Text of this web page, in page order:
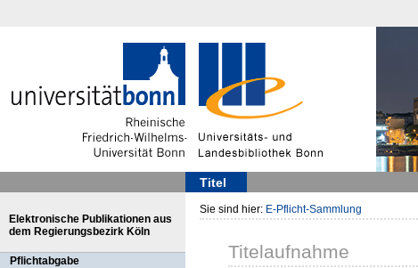
Titel
Elektronische Publikationen aus
dem Regierungsbezirk Köln
Pflichtabgabe
Sie sind hier: E-Pflicht-Sammlung
Titelaufnahme